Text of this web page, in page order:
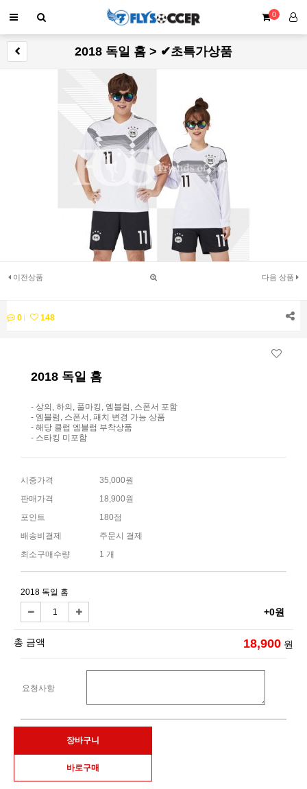
0
2018 독일 홈 > ✔초특가상품
이전상품 다음 상품
0 148
2018 독일 홈
- 상의, 하의, 풀마킹, 엠블럼, 스폰서 포함
- 엠블럼, 스폰서, 패치 변경 가능 상품
- 해당 클럽 엠블럼 부착상품
- 스타킹 미포함
시중가격
35,000원
판매가격
18,900원
포인트
180점
배송비결제
주문시 결제
최소구매수량
1 개
2018 독일 홈
+0원
총 금액 18,900 원
요청사항